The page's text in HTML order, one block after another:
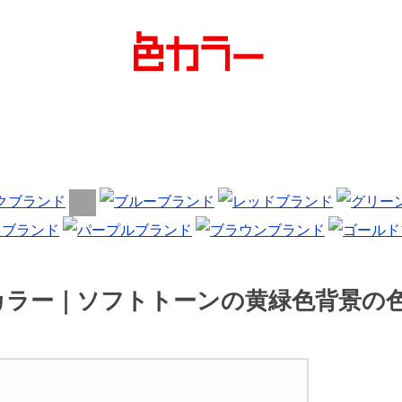
ラー｜ソフトトーンの黄緑色背景の